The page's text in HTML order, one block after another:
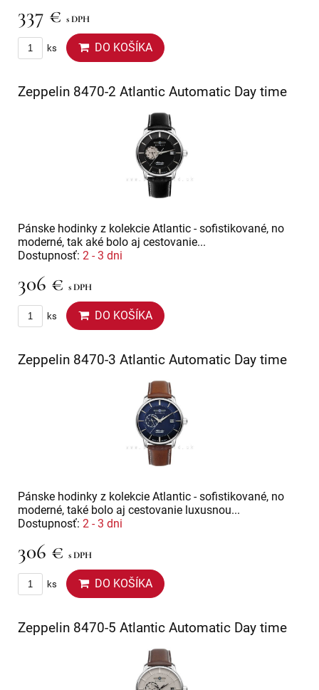
337 € s DPH
ks DO KOŠÍKA
Zeppelin 8470-2 Atlantic Automatic Day time
Pánske hodinky z kolekcie Atlantic - sofistikované, no
moderné, tak aké bolo aj cestovanie...
Dostupnosť: 2 - 3 dni
306 € s DPH
ks DO KOŠÍKA
Zeppelin 8470-3 Atlantic Automatic Day time
Pánske hodinky z kolekcie Atlantic - sofistikované, no
moderné, také bolo aj cestovanie luxusnou...
Dostupnosť: 2 - 3 dni
306 € s DPH
ks DO KOŠÍKA
Zeppelin 8470-5 Atlantic Automatic Day time